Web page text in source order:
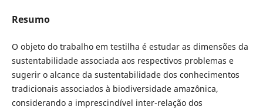
Resumo
O objeto do trabalho em testilha é estudar as dimensões da
sustentabilidade associada aos respectivos problemas e
sugerir o alcance da sustentabilidade dos conhecimentos
tradicionais associados à biodiversidade amazônica,
considerando a imprescindível inter-relação dos